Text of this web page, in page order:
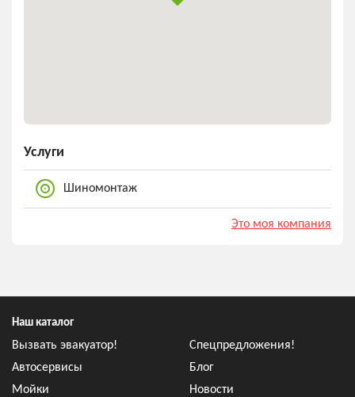
Услуги
Шиномонтаж
Это моя компания
Наш каталог
Вызвать эвакуатор!
Автосервисы
Мойки
Спецпредложения!
Блог
Новости